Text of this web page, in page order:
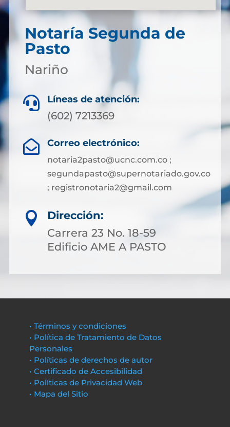
Notaría Segunda de
Pasto
Nariño
 Líneas de atención:
(602) 7213369
 Correo electrónico:
notaria2pasto@ucnc.com.co ;
segundapasto@supernotariado.gov.co
; registronotaria2@gmail.com

Dirección:
Carrera 23 No. 18-59
Edificio AME A PASTO
• Términos y condiciones
• Política de Tratamiento de Datos
Personales
• Políticas de derechos de autor
• Certificado de Accesibilidad
• Políticas de Privacidad Web
• Mapa del Sitio